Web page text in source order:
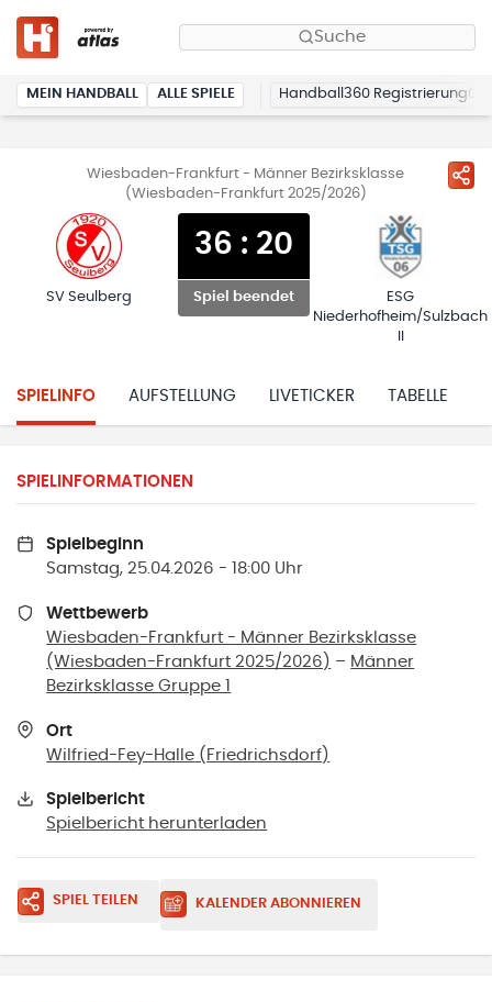
Suche
MEIN HANDBALL ALLE SPIELE Handball360 Registrierung
Wiesbaden-Frankfurt - Männer Bezirksklasse
(Wiesbaden-Frankfurt 2025/2026)
SV Seulberg
36 : 20
Spiel beendet
ESG
Niederhofheim/Sulzbach
SPIELINFO AUFSTELLUNG LIVETICKER TABELLE
SPIELINFORMATIONEN
Spielbeginn
Samstag, 25.04.2026 - 18:00 Uhr
Wettbewerb
Wiesbaden-Frankfurt - Männer Bezirksklasse
(Wiesbaden-Frankfurt 2025/2026) – Männer
Bezirksklasse Gruppe 1
Ort
Wilfried-Fey-Halle ( Friedrichsdorf)
Spielbericht
Spielbericht herunterladen
SPIEL TEILEN KALENDER ABONNIEREN